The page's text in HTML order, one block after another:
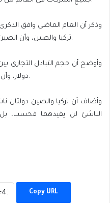
تركيا والصين، وأن الصين أصبحت ثاني أكبر شريك تجاري لتركيا.
دولار، وأن التعاون الاستراتيجي بينها يزداد عمقا.
وأضاف أن تركيا والصين دولتان
الناشئ لن يفيدهما فحسب،
Copy URL